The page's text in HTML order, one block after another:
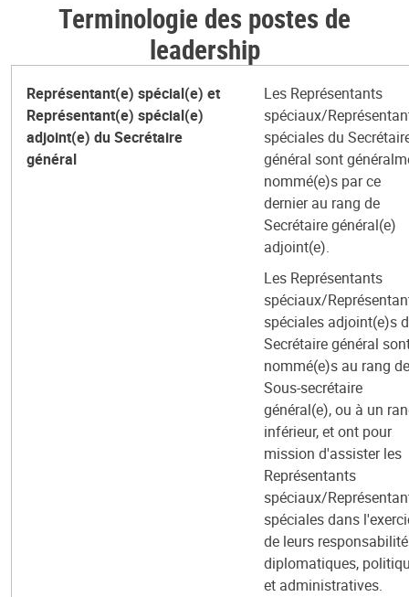
Terminologie des postes de
leadership
Représentant(e) spécial(e) et
Représentant(e) spécial(e)
adjoint(e) du Secrétaire
général
Les Représentants
spéciaux/
spéciales du
général sont
nommé(e)s par ce
dernier au rang de
Secrétaire général(e)
adjoint(e).
Les Représentants
spéciaux/
spéciales adjoint(e)s
Secrétaire général
nommé(e)s au rang de
Sous-secrétaire
général(e), ou à un
inférieur, et ont pour
mission d'assister les
Représentants
spéciaux/
spéciales dans
de leurs
diplomatiques,
et administratives.